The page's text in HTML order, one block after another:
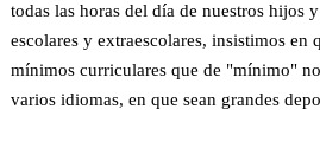
todas las horas del día de nuestros hijos
escolares y extraescolares, insistimos en
mínimos curriculares que de "mínimo"
varios idiomas, en que sean grandes